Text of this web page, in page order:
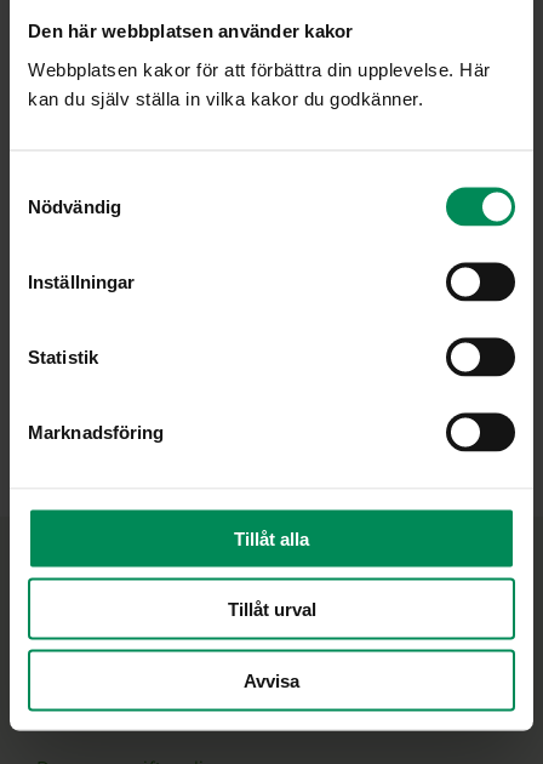
Den här webbplatsen använder kakor
Webbplatsen kakor för att förbättra din upplevelse. Här
kan du själv ställa in vilka kakor du godkänner.
Nödvändig
Inställningar
Statistik
Marknadsföring
Tillåt alla
Tillåt urval
Avvisa
EdtestTalks: AI överallt – Hur
navigerar du som lärare?
Ifous uppdrag är att vara en nationell plattform för
en utbildning som vilar på vetenskaplig grund och
beprövad erfarenhet.